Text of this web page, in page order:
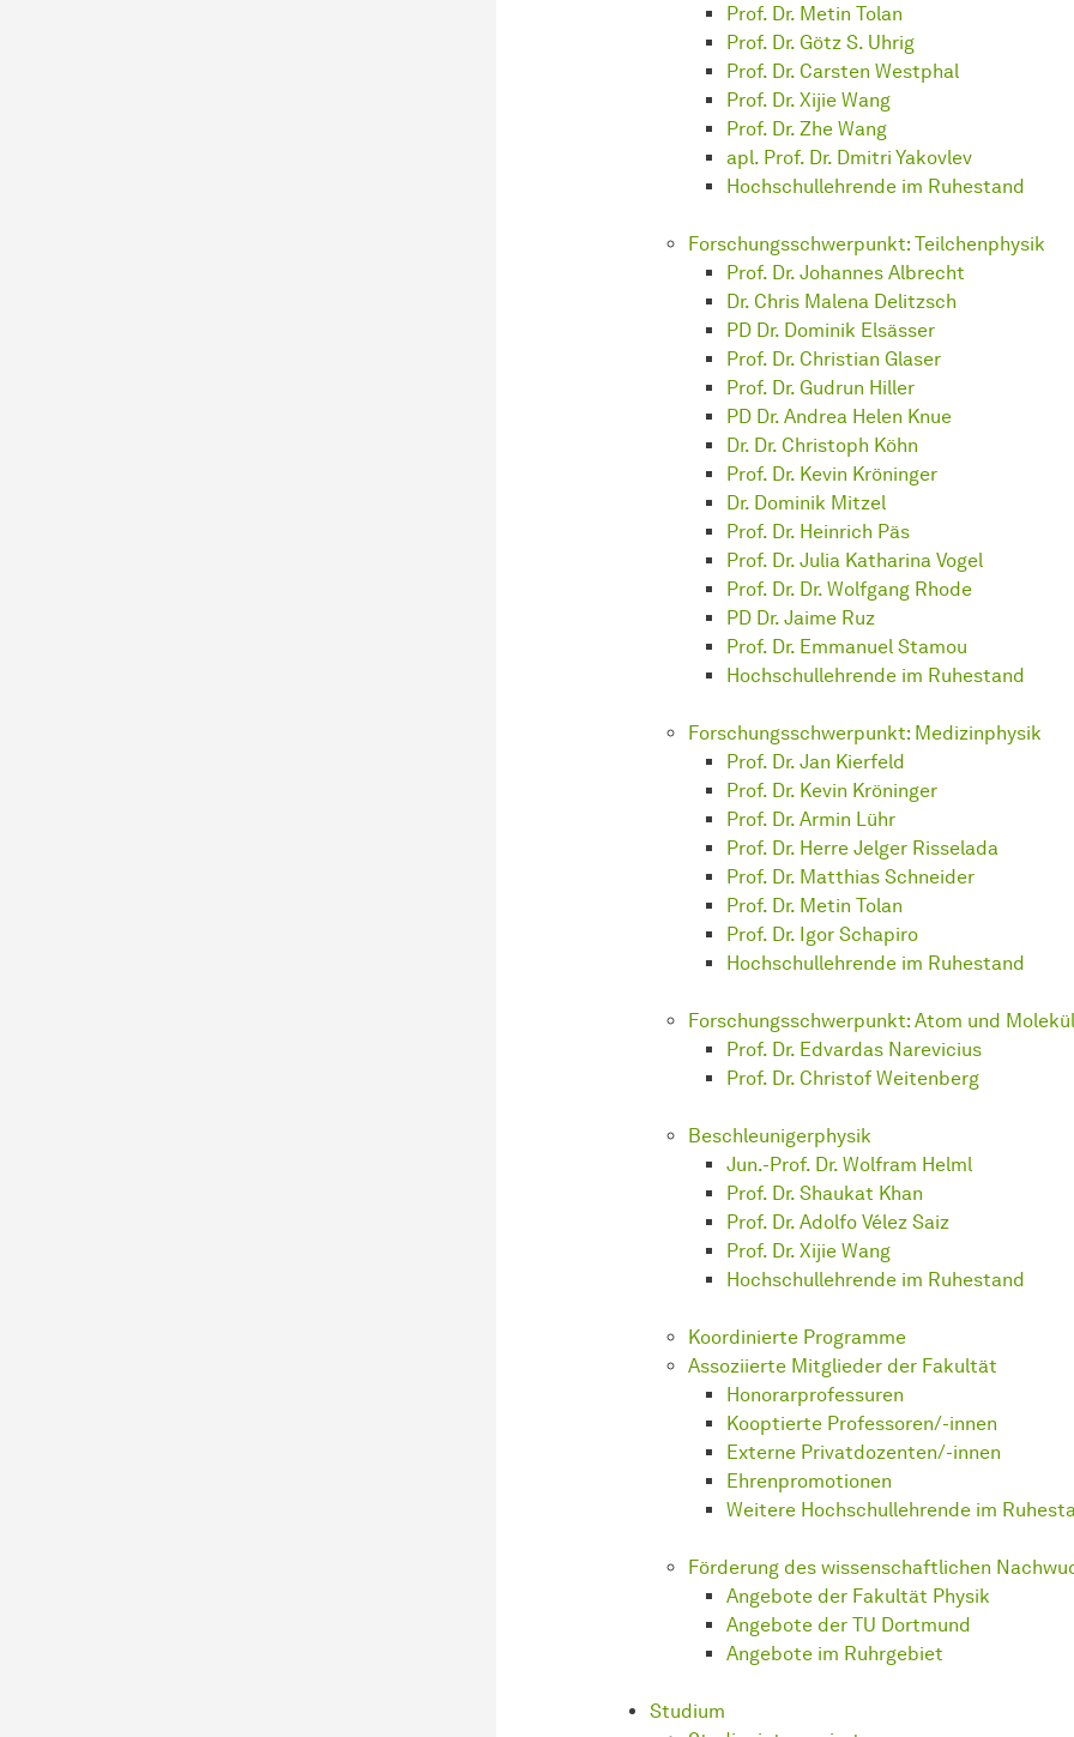
Prof. Dr. Metin Tolan
Prof. Dr. Götz S. Uhrig
Prof. Dr. Carsten Westphal
Prof. Dr. Xijie Wang
Prof. Dr. Zhe Wang
apl. Prof. Dr. Dmitri Yakovlev
Hoch­schul­leh­ren­de im Ruhestand
Forschungsschwerpunkt: Teilchenphysik
Prof. Dr. Johannes Albrecht
Dr. Chris Malena Delitzsch
PD Dr. Dominik Elsässer
Prof. Dr. Christian Glaser
Prof. Dr. Gudrun Hiller
PD Dr. Andrea Helen Knue
Dr. Dr. Christoph Köhn
Prof. Dr. Kevin Kröninger
Dr. Dominik Mitzel
Prof. Dr. Heinrich Päs
Prof. Dr. Julia Katharina Vogel
Prof. Dr. Dr. Wolfgang Rhode
PD Dr. Jaime Ruz
Prof. Dr. Emmanuel Stamou
Hoch­schul­leh­ren­de im Ruhestand
Forschungsschwerpunkt: Medizinphysik
Prof. Dr. Jan Kierfeld
Prof. Dr. Kevin Kröninger
Prof. Dr. Armin Lühr
Prof. Dr. Herre Jelger Risselada
Prof. Dr. Matthias Schneider
Prof. Dr. Metin Tolan
Prof. Dr. Igor Schapiro
Hoch­schul­leh­ren­de im Ruhestand
Forschungsschwerpunkt: Atom und
Prof. Dr. Edvardas Narevicius
Prof. Dr. Christof Weitenberg
Be­schleu­ni­ger­phy­sik
Jun.-Prof. Dr. Wolfram Helml
Prof. Dr. Shaukat Khan
Prof. Dr. Adolfo Vélez Saiz
Prof. Dr. Xijie Wang
Hoch­schul­leh­ren­de im Ruhestand
Koordinierte Programme
Assoziierte Mitglieder der Fakultät
Ho­no­rar­pro­fes­su­ren
Kooptierte Professoren/-innen
Externe Privat­do­zenten/­-innen
Ehrenpromotionen
Weitere Hoch­schul­leh­ren­de im
Förderung des wissenschaftlichen
Angebote der Fakultät Physik
Angebote der TU Dortmund
Angebote im Ruhrgebiet
Studium